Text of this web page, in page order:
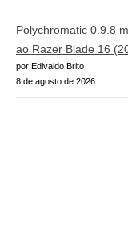
Polychromatic 0.9.8
ao Razer Blade 16
por Edivaldo Brito
8 de agosto de 2026